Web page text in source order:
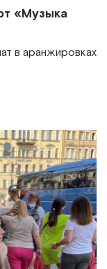
«Музыка
в аранжировках